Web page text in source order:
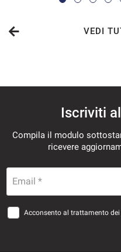
1.104€/mese
36 Mesi
VEDI
Iscriviti
Compila il modulo
ricevere
Email *
Acconsento al trattamento